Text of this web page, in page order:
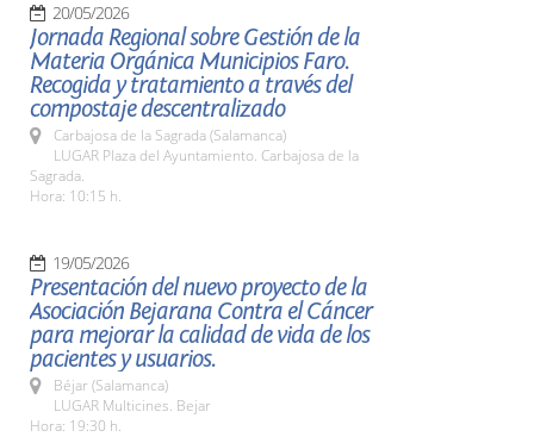
20/05/2026
Jornada Regional sobre Gestión de la
Materia Orgánica Municipios Faro.
Recogida y tratamiento a través del
compostaje descentralizado
Carbajosa de la Sagrada (Salamanca)
LUGAR Plaza del Ayuntamiento. Carbajosa de la
Sagrada.
Hora: 10:15 h.
19/05/2026
Presentación del nuevo proyecto de la
Asociación Bejarana Contra el Cáncer
para mejorar la calidad de vida de los
pacientes y usuarios.
Béjar (Salamanca)
LUGAR Multicines. Bejar
Hora: 19:30 h.